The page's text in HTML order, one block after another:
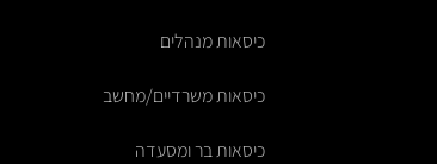
כיסאות מנהלים
כיסאות משרדיים/מחשב
כיסאות בר ומסעדה